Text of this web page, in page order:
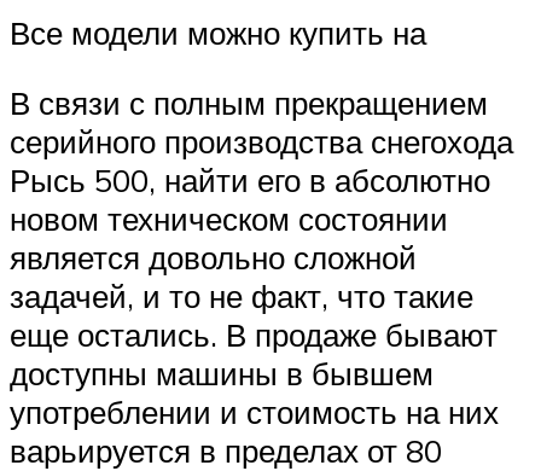
Все модели можно купить на
В связи с полным прекращением
серийного производства снегохода
Рысь 500, найти его в абсолютно
новом техническом состоянии
является довольно сложной
задачей, и то не факт, что такие
еще остались. В продаже бывают
доступны машины в бывшем
употреблении и стоимость на них
варьируется в пределах от 80